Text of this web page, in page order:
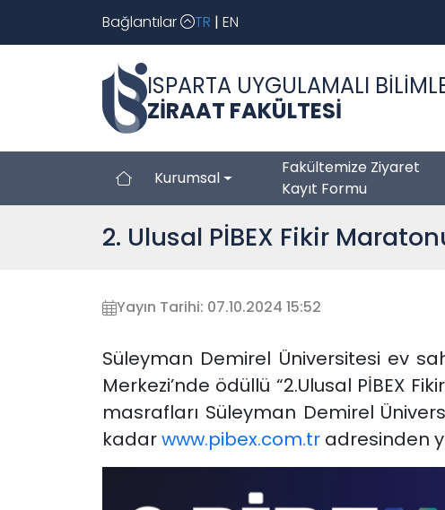
Bağlantılar TR | EN
ISPARTA UYGULAMALI
ZİRAAT FAKÜLTESİ
Kurumsal
Fakültemize Ziyaret
Kayıt Formu
2. Ulusal PİBEX Fikir
Yayın Tarihi: 07.10.2024 15:52
Süleyman Demirel Üniversitesi ev
Merkezi’nde ödüllü “2.Ulusal PİBEX
masrafları Süleyman Demirel
kadarwww.pibex.com.tr adresinden